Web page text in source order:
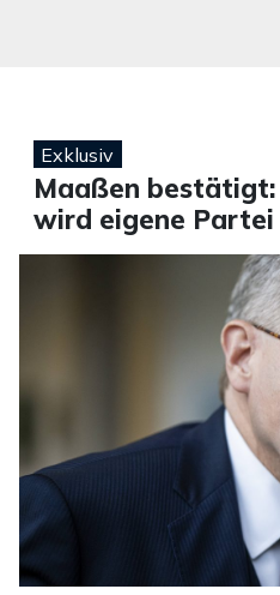
Exklusiv
Maaßen
wird eigene Partei